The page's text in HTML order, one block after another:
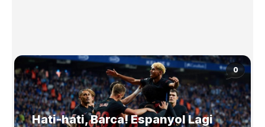
0
Hati-hati, Barca! Espanyol Lagi